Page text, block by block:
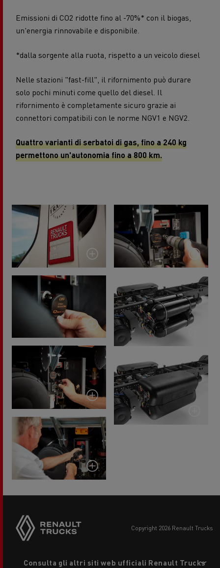
Emissioni di CO2 ridotte fino al -70%* con il biogas,
un'energia rinnovabile e disponibile.
*dalla sorgente alla ruota, rispetto a un veicolo diesel
Nelle stazioni "fast-fill", il rifornimento può durare
solo pochi minuti come quello del diesel. Il
rifornimento è completamente sicuro grazie ai
connettori compatibili con le norme NGV1 e NGV2.
Quattro varianti di serbatoi di gas, fino a 240 kg
permettono un'autonomia fino a 800 km.
copyright 2026 Renault Trucks
menu
Consulta gli altri siti web ufficiali Renault Trucks